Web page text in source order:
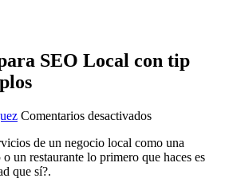
SEO Local con tip
Comentarios desactivadosen
Building
para
de un negocio local como una
un restaurante lo primero que haces es
que sí?.